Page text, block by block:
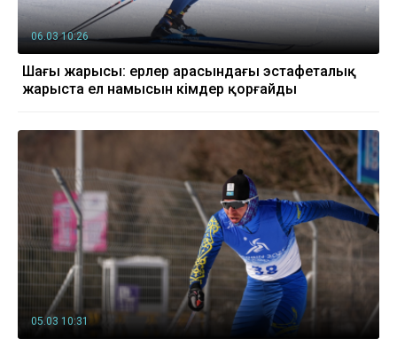
06.03 10:26
Шаңғы жарысы: ерлер арасындағы эстафеталық
жарыста ел намысын кімдер қорғайды
05.03 10:31